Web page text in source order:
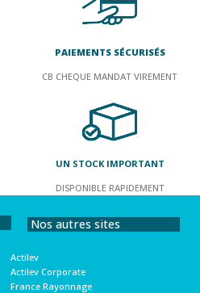
PAIEMENTS SÉCURISÉS
CB CHEQUE MANDAT VIREMENT
UN STOCK IMPORTANT
DISPONIBLE RAPIDEMENT
Nos autres sites
Actilev
Actilev Corporate
France Rayonnage